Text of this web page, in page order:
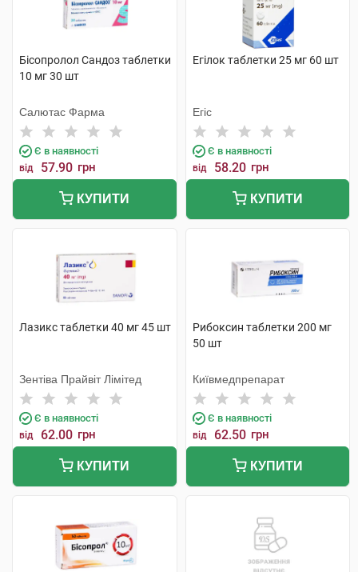
Бісопролол Сандоз таблетки
10 мг 30 шт
Салютас Фарма
Є в наявності
від 57.90 грн
КУПИТИ
Егілок таблетки 25 мг 60 шт
Егіс
Є в наявності
від 58.20 грн
КУПИТИ
Лазикс таблетки 40 мг 45 шт
Зентіва Прайвіт Лімітед
Є в наявності
від 62.00 грн
КУПИТИ
Рибоксин таблетки 200 мг
50 шт
Київмедпрепарат
Є в наявності
від 62.50 грн
КУПИТИ